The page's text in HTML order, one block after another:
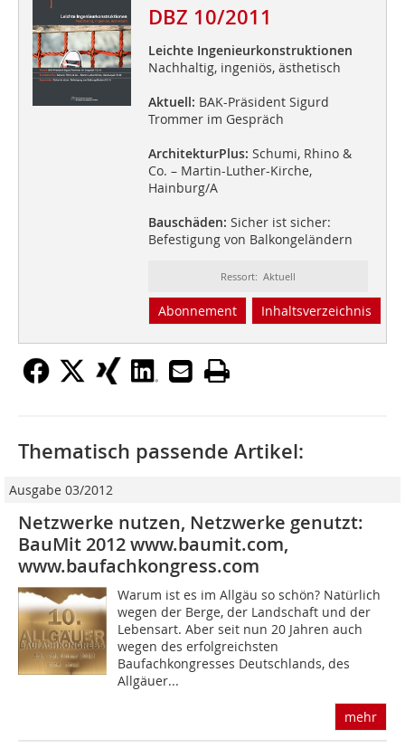
DBZ 10/2011
Leichte Ingenieurkonstruktionen
Nachhaltig, ingeniös, ästhetisch
Aktuell: BAK-Präsident Sigurd
Trommer im Gespräch
ArchitekturPlus: Schumi, Rhino &
Co. – Martin-Luther-Kirche,
Hainburg/A
Bauschäden: Sicher ist sicher:
Befestigung von Balkongeländern
Ressort: Aktuell
Abonnement Inhaltsverzeichnis
Thematisch passende Artikel:
Ausgabe 03/2012
Netzwerke nutzen, Netzwerke genutzt:
BauMit 2012 www.baumit.com,
www.baufachkongress.com
Warum ist es im Allgäu so schön? Natürlich
wegen der Berge, der Landschaft und der
Lebensart. Aber seit nun 20 Jahren auch
wegen des erfolgreichsten
Baufachkongresses Deutschlands, des
Allgäuer...
mehr